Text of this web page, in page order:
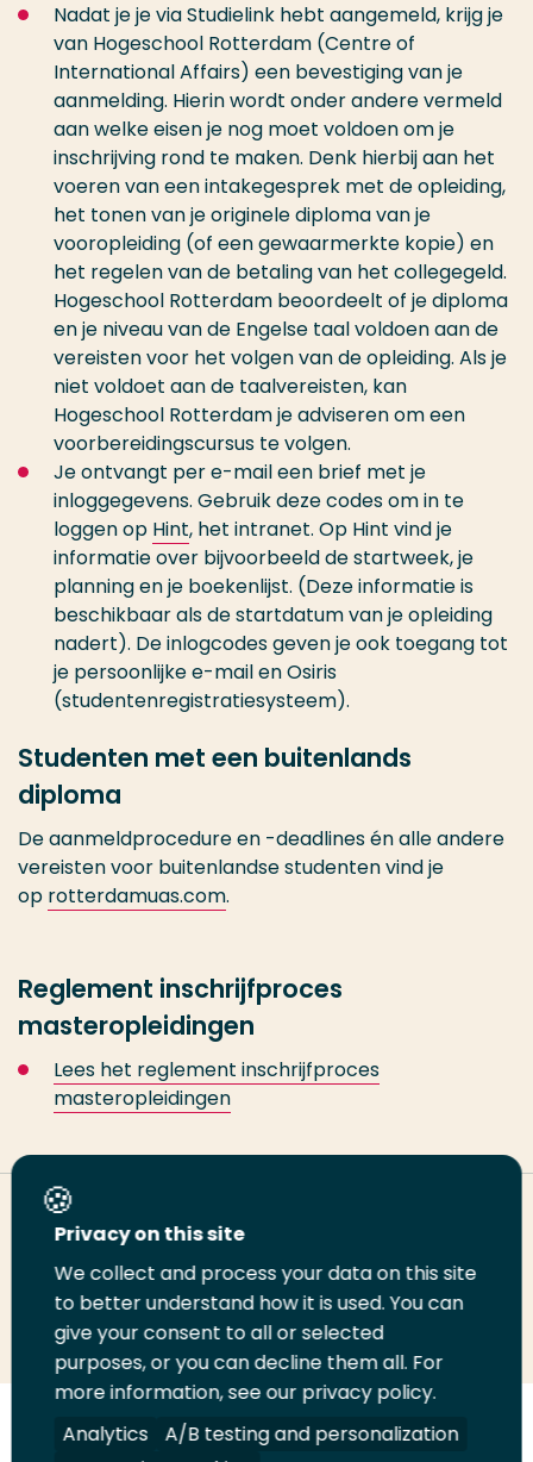
Nadat je je via Studielink hebt aangemeld, krijg je
van Hogeschool Rotterdam (Centre of
International Affairs) een bevestiging van je
aanmelding. Hierin wordt onder andere vermeld
aan welke eisen je nog moet voldoen om je
inschrijving rond te maken. Denk hierbij aan het
voeren van een intakegesprek met de opleiding,
het tonen van je originele diploma van je
vooropleiding (of een gewaarmerkte kopie) en
het regelen van de betaling van het collegegeld.
Hogeschool Rotterdam beoordeelt of je diploma
en je niveau van de Engelse taal voldoen aan de
vereisten voor het volgen van de opleiding. Als je
niet voldoet aan de taalvereisten, kan
Hogeschool Rotterdam je adviseren om een
voorbereidingscursus te volgen.
Je ontvangt per e-mail een brief met je
inloggegevens. Gebruik deze codes om in te
loggen op Hint, het intranet. Op Hint vind je
informatie over bijvoorbeeld de startweek, je
planning en je boekenlijst. (Deze informatie is
beschikbaar als de startdatum van je opleiding
nadert). De inlogcodes geven je ook toegang tot
je persoonlijke e-mail en Osiris
(studentenregistratiesysteem).
Studenten met een buitenlands
diploma
De aanmeldprocedure en -deadlines én alle andere
vereisten voor buitenlandse studenten vind je
op rotterdamuas.com.
Reglement inschrijfproces
masteropleidingen
Lees het reglement inschrijfproces
masteropleidingen
Deel deze pagina
Deel
LinkedIn
Deel
op
Twitter
Deel
op
Facebook
Email
deze
pagina
Print
deze
pagina
VolgVolgVolgVolg
Privacy on this site
We collect and process your data on this site
to better understand how it is used. You can
give your consent to all or selected
purposes, or you can decline them all. For
more information, see our privacy policy.
Analytics
A/B testing and personalization